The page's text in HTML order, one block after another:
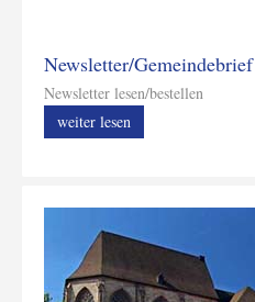
Newsletter/Gemeindebrief
Newsletter lesen/bestellen
weiter lesen